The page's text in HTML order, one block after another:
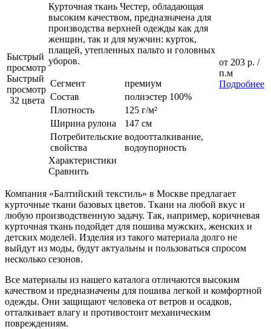
Быстрый
просмотр
Быстрый
просмотр
32 цвета
Курточная ткань Честер, обладающая
высоким качеством, предназначена для
производства верхней одежды как для
женщин, так и для мужчин: курток,
плащей, утепленных пальто и головных
уборов.
Сегмент
премиум
Состав
полиэстер 100%
Плотность
125 г/м²
Ширина рулона
147 см
Потребительские
свойства
водоотталкивание,
водоупорность
Характеристики
Сравнить
от 203 р. /
п.м
Подробнее
Компания «Балтийский текстиль» в Москве предлагает
курточные ткани базовых цветов. Ткани на любой вкус и
любую производственную задачу. Так, например, коричневая
курточная ткань подойдет для пошива мужских, женских и
детских моделей. Изделия из такого материала долго не
выйдут из моды, будут актуальны и пользоваться спросом
несколько сезонов.
Все материалы из нашего каталога отличаются высоким
качеством и предназначены для пошива легкой и комфортной
одежды. Они защищают человека от ветров и осадков,
отталкивает влагу и противостоит механическим
повреждениям.